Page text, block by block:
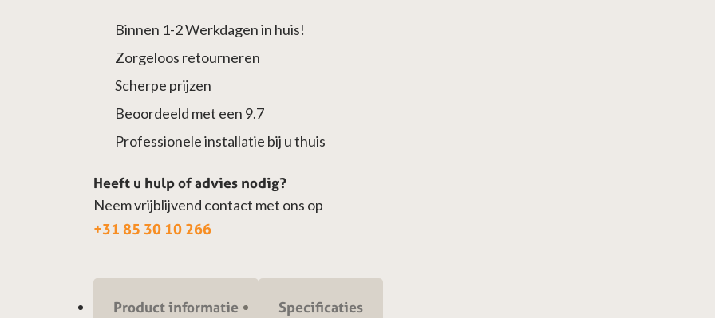
Binnen 1-2 Werkdagen in huis!
Zorgeloos retourneren
Scherpe prijzen
Beoordeeld met een 9.7
Professionele installatie bij u thuis
Heeft u hulp of advies nodig?
Neem vrijblijvend contact met ons op
+31 85 30 10 266
Product informatie Specificaties